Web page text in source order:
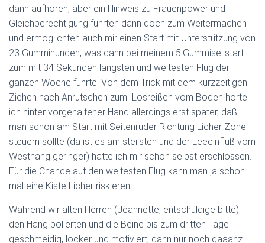
dann aufhören, aber ein Hinweis zu Frauenpower und
Gleichberechtigung führten dann doch zum Weitermachen
und ermöglichten auch mir einen Start mit Unterstützung von
23 Gummihunden, was dann bei meinem 5.Gummiseilstart
zum mit 34 Sekunden längsten und weitesten Flug der
ganzen Woche führte. Von dem Trick mit dem kurzzeitigen
Ziehen nach Anrutschen zum Losreißen vom Boden hörte
ich hinter vorgehaltener Hand allerdings erst später, daß
man schon am Start mit Seitenruder Richtung Licher Zone
steuern sollte (da ist es am steilsten und der Leeeinfluß vom
Westhang geringer) hatte ich mir schon selbst erschlossen.
Für die Chance auf den weitesten Flug kann man ja schon
mal eine Kiste Licher riskieren.
Während wir alten Herren (Jeannette, entschuldige bitte)
den Hang polierten und die Beine bis zum dritten Tage
geschmeidig, locker und motiviert, dann nur noch gaaanz